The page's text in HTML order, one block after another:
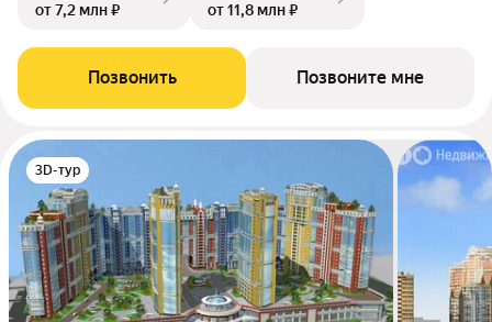
от 7,2 млн ₽
от 11,8 млн ₽
Позвонить Позвоните мне
3D-тур